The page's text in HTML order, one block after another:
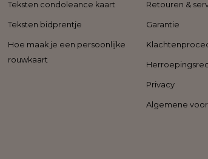
Teksten condoleance kaart
Teksten bidprentje
Hoe maak je een persoonlijke
rouwkaart
Retouren &
Garantie
Privacy
Algemene